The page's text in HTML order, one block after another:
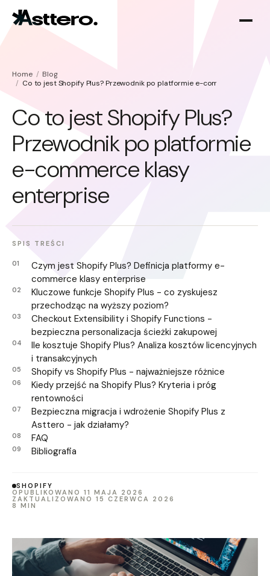
Optymalizacja Shopify
Migracja do Shopify
O nas
Home
Blog
Co to jest Shopify Plus? Przewodnik po platformie e-commerce klasy
Co to jest Shopify Plus?
Przewodnik po platformie
e-commerce klasy
enterprise
SPIS TREŚCI
Czym jest Shopify Plus? Definicja platformy e-
commerce klasy enterprise
Kluczowe funkcje Shopify Plus - co zyskujesz
przechodząc na wyższy poziom?
Checkout Extensibility i Shopify Functions -
bezpieczna personalizacja ścieżki zakupowej
Ile kosztuje Shopify Plus? Analiza kosztów licencyjnych
i transakcyjnych
Shopify vs Shopify Plus - najważniejsze różnice
Kiedy przejść na Shopify Plus? Kryteria i próg
rentowności
Bezpieczna migracja i wdrożenie Shopify Plus z
Asttero - jak działamy?
FAQ
Bibliografia
SHOPIFY
OPUBLIKOWANO 11 MAJA 2026
ZAKTUALIZOWANO 15 CZERWCA 2026
8 MIN